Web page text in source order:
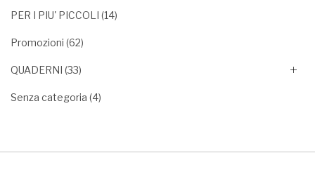
PER I PIU' PICCOLI (14)
Promozioni (62)
QUADERNI (33)
Senza categoria (4)